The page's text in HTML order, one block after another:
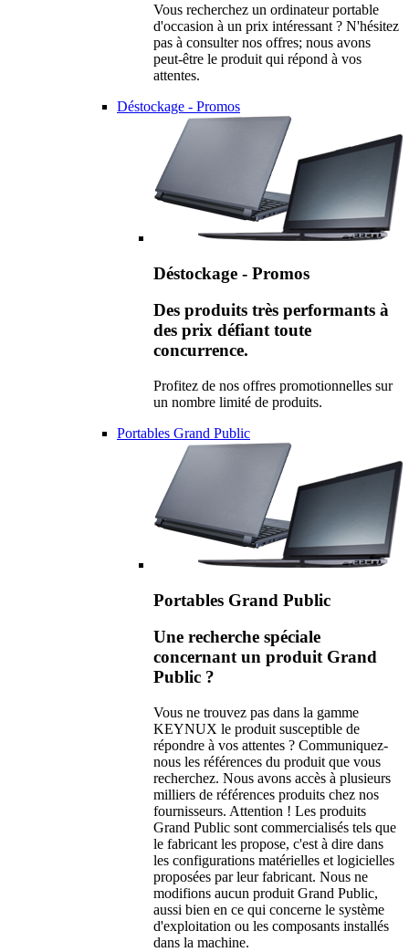
Vous recherchez un ordinateur portable
d'occasion à un prix intéressant ? N'hésitez
pas à consulter nos offres; nous avons
peut-être le produit qui répond à vos
attentes.
Déstockage - Promos
Déstockage - Promos
Des produits très performants à
des prix défiant toute
concurrence.
Profitez de nos offres promotionnelles sur
un nombre limité de produits.
Portables Grand Public
Portables Grand Public
Une recherche spéciale
concernant un produit Grand
Public ?
Vous ne trouvez pas dans la gamme
KEYNUX le produit susceptible de
répondre à vos attentes ? Communiquez-
nous les références du produit que vous
recherchez. Nous avons accès à plusieurs
milliers de références produits chez nos
fournisseurs. Attention ! Les produits
Grand Public sont commercialisés tels que
le fabricant les propose, c'est à dire dans
les configurations matérielles et logicielles
proposées par leur fabricant. Nous ne
modifions aucun produit Grand Public,
aussi bien en ce qui concerne le système
d'exploitation ou les composants installés
dans la machine.